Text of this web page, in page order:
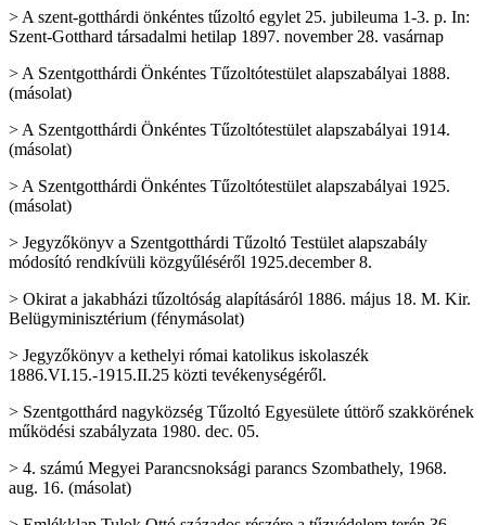
> A szent-gotthárdi önkéntes tűzoltó egylet 25. jubileuma 1-3. p. In:
Szent-Gotthard társadalmi hetilap 1897. november 28. vasárnap
> A Szentgotthárdi Önkéntes Tűzoltótestület alapszabályai 1888.
(másolat)
> A Szentgotthárdi Önkéntes Tűzoltótestület alapszabályai 1914.
(másolat)
> A Szentgotthárdi Önkéntes Tűzoltótestület alapszabályai 1925.
(másolat)
> Jegyzőkönyv a Szentgotthárdi Tűzoltó Testület alapszabály
módosító rendkívüli közgyűléséről 1925.december 8.
> Okirat a jakabházi tűzoltóság alapításáról 1886. május 18. M. Kir.
Belügyminisztérium (fénymásolat)
> Jegyzőkönyv a kethelyi római katolikus iskolaszék
1886.VI.15.-1915.II.25 közti tevékenységéről.
> Szentgotthárd nagyközség Tűzoltó Egyesülete úttörő szakkörének
működési szabályzata 1980. dec. 05.
> 4. számú Megyei Parancsnoksági parancs Szombathely, 1968.
aug. 16. (másolat)